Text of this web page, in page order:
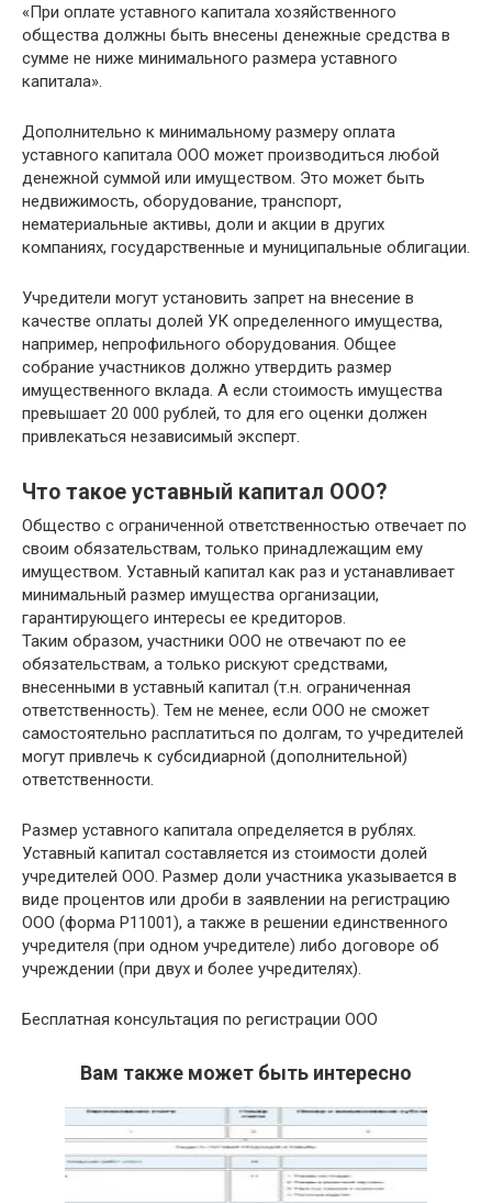
«При оплате уставного капитала хозяйственного
общества должны быть внесены денежные средства в
сумме не ниже минимального размера уставного
капитала».
Дополнительно к минимальному размеру оплата
уставного капитала ООО может производиться любой
денежной суммой или имуществом. Это может быть
недвижимость, оборудование, транспорт,
нематериальные активы, доли и акции в других
компаниях, государственные и муниципальные облигации.
Учредители могут установить запрет на внесение в
качестве оплаты долей УК определенного имущества,
например, непрофильного оборудования. Общее
собрание участников должно утвердить размер
имущественного вклада. А если стоимость имущества
превышает 20 000 рублей, то для его оценки должен
привлекаться независимый эксперт.
Что такое уставный капитал ООО?
Общество с ограниченной ответственностью отвечает по
своим обязательствам, только принадлежащим ему
имуществом. Уставный капитал как раз и устанавливает
минимальный размер имущества организации,
гарантирующего интересы ее кредиторов.
Таким образом, участники ООО не отвечают по ее
обязательствам, а только рискуют средствами,
внесенными в уставный капитал (т.н. ограниченная
ответственность). Тем не менее, если ООО не сможет
самостоятельно расплатиться по долгам, то учредителей
могут привлечь к субсидиарной (дополнительной)
ответственности.
Размер уставного капитала определяется в рублях.
Уставный капитал составляется из стоимости долей
учредителей ООО. Размер доли участника указывается в
виде процентов или дроби в заявлении на регистрацию
ООО (форма Р11001), а также в решении единственного
учредителя (при одном учредителе) либо договоре об
учреждении (при двух и более учредителях).
Бесплатная консультация по регистрации ООО
Вам также может быть интересно